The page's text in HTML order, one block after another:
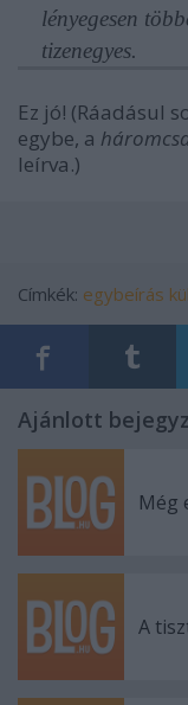
lényegesen
tizenegyes.
Ez jó! (Ráadásul
egybe, a
leírva.)
Címkék: egybeírás
Ajánlott
Még
A